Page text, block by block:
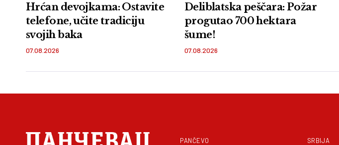
Hrćan devojkama: Ostavite
telefone, učite tradiciju
svojih baka
07.08.2026
Deliblatska peščara: Požar
progutao 700 hektara
šume!
07.08.2026
PANČEVO SRBIJA